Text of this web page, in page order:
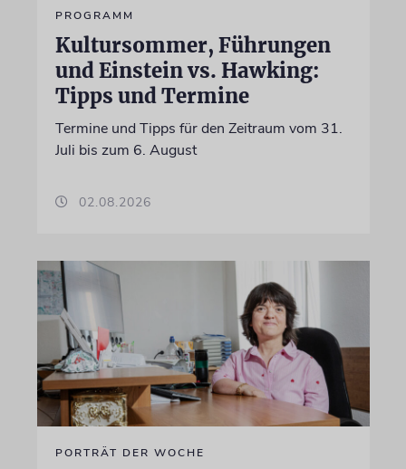
PROGRAMM
Kultursommer, Führungen
und Einstein vs. Hawking:
Tipps und Termine
Termine und Tipps für den Zeitraum vom 31.
Juli bis zum 6. August
02.08.2026
PORTRÄT DER WOCHE